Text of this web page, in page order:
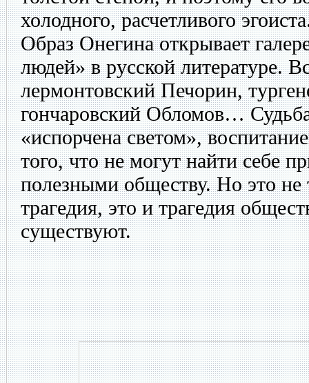
холодного, расчетливого
Образ Онегина открывает
людей» в русской литературе.
лермонтовский Печорин,
гончаровский Обломов…
«испорчена светом»,
того, что не могут найти себе
полезными обществу. Но это не
трагедия, это и трагедия
существуют.